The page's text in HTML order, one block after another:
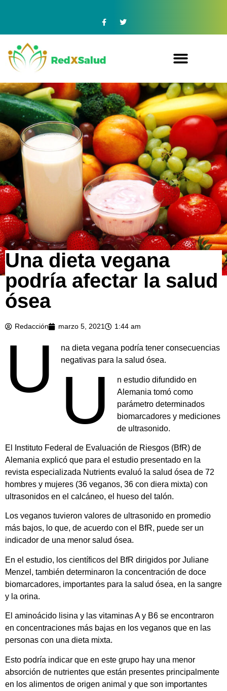
Una dieta vegana
podría afectar la salud
ósea
Redacción marzo 5, 2021 1:44 am
U
na dieta vegana podría tener consecuencias
negativas para la salud ósea.
U
n estudio difundido en
Alemania tomó como
parámetro determinados
biomarcadores y mediciones
de ultrasonido.
El Instituto Federal de Evaluación de Riesgos (BfR) de
Alemania explicó que para el estudio presentado en la
revista especializada Nutrients evaluó la salud ósea de 72
hombres y mujeres (36 veganos, 36 con diera mixta) con
ultrasonidos en el calcáneo, el hueso del talón.
Los veganos tuvieron valores de ultrasonido en promedio
más bajos, lo que, de acuerdo con el BfR, puede ser un
indicador de una menor salud ósea.
En el estudio, los científicos del BfR dirigidos por Juliane
Menzel, también determinaron la concentración de doce
biomarcadores, importantes para la salud ósea, en la sangre
y la orina.
El aminoácido lisina y las vitaminas A y B6 se encontraron
en concentraciones más bajas en los veganos que en las
personas con una dieta mixta.
Esto podría indicar que en este grupo hay una menor
absorción de nutrientes que están presentes principalmente
en los alimentos de origen animal y que son importantes